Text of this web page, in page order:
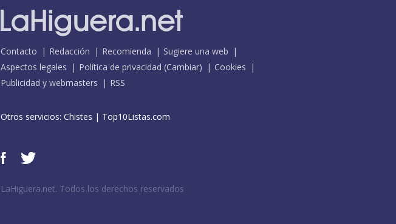
Contacto Redacción Recomienda
Sugiere una web
Aspectos legales
Política de privacidad (Cambiar)
Cookies
Publicidad y webmasters
RSS
Otros servicios: Chistes | Top10Listas.com
LaHiguera.net. Todos los derechos reservados